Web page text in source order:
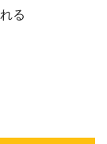
る